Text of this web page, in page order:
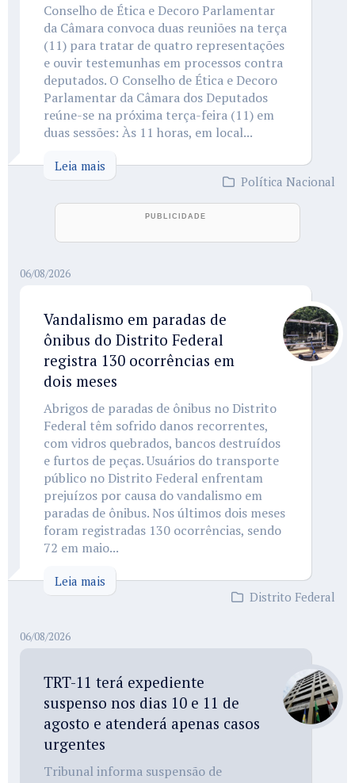
Conselho de Ética e Decoro Parlamentar
da Câmara convoca duas reuniões na terça
(11) para tratar de quatro representações
e ouvir testemunhas em processos contra
deputados. O Conselho de Ética e Decoro
Parlamentar da Câmara dos Deputados
reúne-se na próxima terça-feira (11) em
duas sessões: Às 11 horas, em local...
Leia mais
Política Nacional
06/08/2026
Vandalismo em paradas de
ônibus do Distrito Federal
registra 130 ocorrências em
dois meses
Abrigos de paradas de ônibus no Distrito
Federal têm sofrido danos recorrentes,
com vidros quebrados, bancos destruídos
e furtos de peças. Usuários do transporte
público no Distrito Federal enfrentam
prejuízos por causa do vandalismo em
paradas de ônibus. Nos últimos dois meses
foram registradas 130 ocorrências, sendo
72 em maio...
Leia mais
Distrito Federal
06/08/2026
TRT-11 terá expediente
suspenso nos dias 10 e 11 de
agosto e atenderá apenas casos
urgentes
Tribunal informa suspensão de